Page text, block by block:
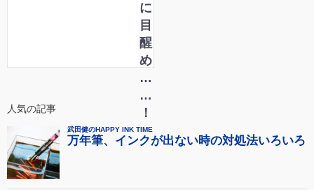
に
目
醒
め
…
…
！
人気の記事